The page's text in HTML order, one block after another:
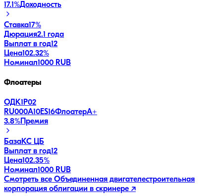
17.1%Доходность
Ставка17%
Дюрация2.1 года
Выплат в год12
Цена102.32%
Номинал1000 RUB
Флоатеры
ОДК1Р02
RU000A10ES16ФлоатерA+
3.8%Премия
БазаКС ЦБ
Выплат в год12
Цена102.35%
Номинал1000 RUB
Смотреть все Объединенная двигателестроительная
корпорация облигации в скринере ↗